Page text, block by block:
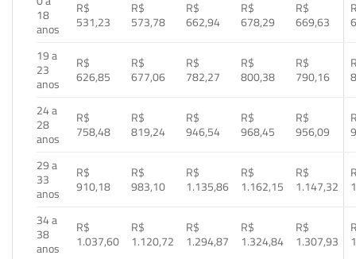
18
anos
R$
531,23
R$
573,78
R$
662,94
R$
678,29
R$
669,63
19 a
23
anos
R$
626,85
R$
677,06
R$
782,27
R$
800,38
R$
790,16
24 a
28
anos
R$
758,48
R$
819,24
R$
946,54
R$
968,45
R$
956,09
29 a
33
anos
R$
910,18
R$
983,10
R$
1.135,86
R$
1.162,15
R$
1.147,32
34 a
38
anos
R$
1.037,60
R$
1.120,72
R$
1.294,87
R$
1.324,84
R$
1.307,93